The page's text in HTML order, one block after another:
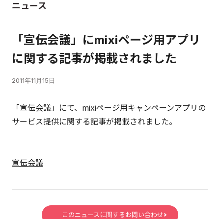
ニュース
「宣伝会議」にmixiページ用アプリ
に関する記事が掲載されました
2011年11月15日
「宣伝会議」にて、mixiページ用キャンペーンアプリの
サービス提供に関する記事が掲載されました。
宣伝会議
このニュースに関するお問い合わせ